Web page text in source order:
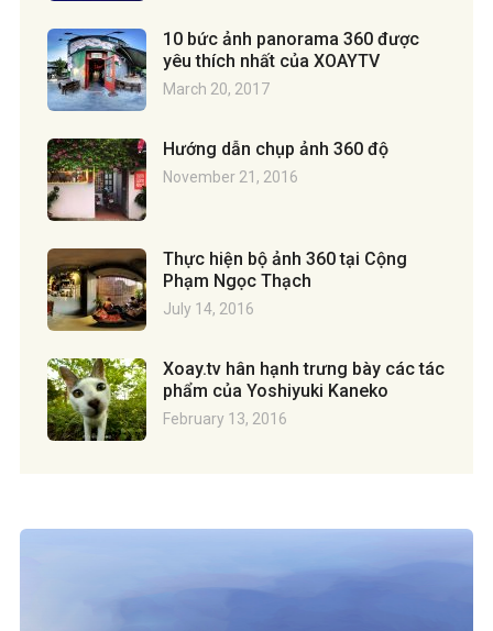
10 bức ảnh panorama 360 được
yêu thích nhất của XOAYTV
March 20, 2017
Hướng dẫn chụp ảnh 360 độ
November 21, 2016
Thực hiện bộ ảnh 360 tại Cộng
Phạm Ngọc Thạch
July 14, 2016
Xoay.tv hân hạnh trưng bày các tác
phẩm của Yoshiyuki Kaneko
February 13, 2016